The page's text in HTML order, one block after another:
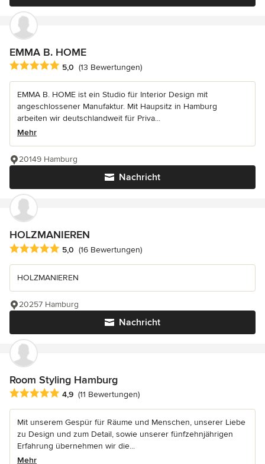
EMMA B. HOME
Durchschnittliche Bewertung: 5 von 5 Sternen
5,0 (13 Bewertungen)
EMMA B. HOME ist ein Studio für Interior Design mit
angeschlossener Manufaktur. Mit Haupsitz in Hamburg
arbeiten wir deutschlandweit für Priva...
Mehr
Nachricht
20149 Hamburg
HOLZMANIEREN
Durchschnittliche Bewertung: 5 von 5 Sternen
5,0 (16 Bewertungen)
HOLZMANIEREN
Nachricht
20257 Hamburg
Room Styling Hamburg
Durchschnittliche Bewertung: 4.9 von 5 Sternen
4,9 (11 Bewertungen)
Mit unserem Gespür für Räume und Menschen, unserer Liebe
zu Design und zum Detail, sowie unserer fünfzehnjährigen
Erfahrung übernehmen wir die...
Mehr